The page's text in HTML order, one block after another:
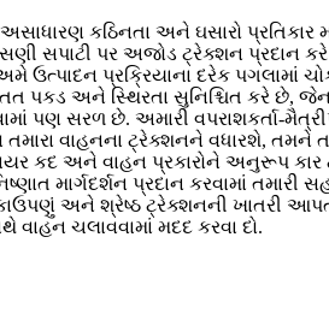
કઠિનતા અને ઘસારો પ્રતિકાર
સપાટી પર અજોડ ટ્રેક્શન પ્રદાન
ઉત્પાદન પ્રક્રિયાના દરેક
અને સ્થિરતા સુનિશ્ચિત કરે છે,
પણ સરળ છે. અમારી વપરાશકર્તા-
વાહનના ટ્રેક્શનને વધારશે, તમને
કદ અને વાહન પ્રકારોને અનુરૂપ કાર
માર્ગદર્શન પ્રદાન કરવામાં તમારી
અને શ્રેષ્ઠ ટ્રેક્શનની ખાતરી
ચલાવવામાં મદદ કરવા દો.